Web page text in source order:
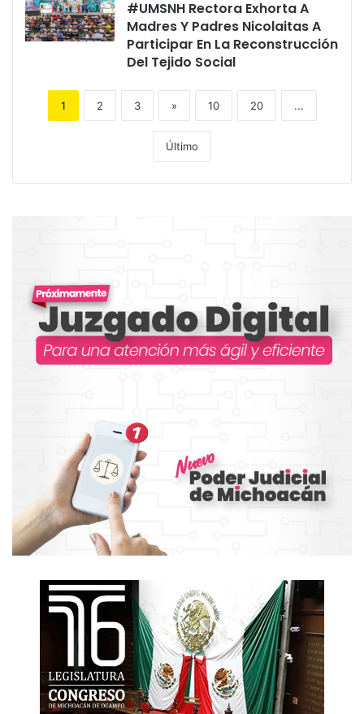
#UMSNH Rectora Exhorta A
Madres Y Padres Nicolaitas A
Participar En La Reconstrucción
Del Tejido Social
1 2 3 » 10 20 ...
Último